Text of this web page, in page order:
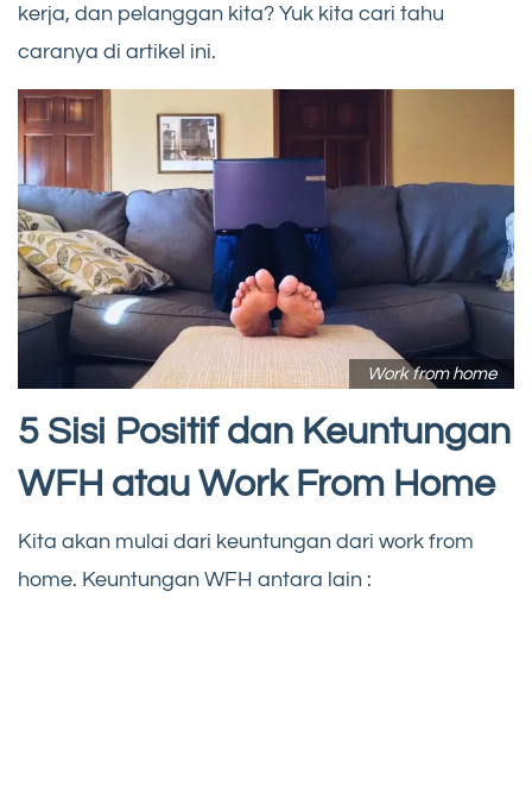
kerja, dan pelanggan kita? Yuk kita cari tahu
caranya di artikel ini.
Work from home
5 Sisi Positif dan Keuntungan
WFH atau Work From Home
Kita akan mulai dari keuntungan dari work from
home. Keuntungan WFH antara lain :